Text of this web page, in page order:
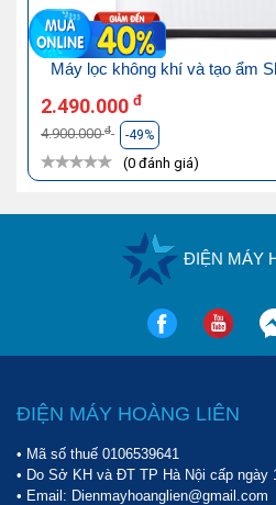
Máy lọc không khí và tạo ẩm
2.490.000 đ
4.900.000đ -49%
(0 đánh giá)
ĐIỆN MÁY
ĐIỆN MÁY HOÀNG LIÊN
• Mã số thuế 0106539641
• Do Sở KH và ĐT TP Hà Nội cấp ngày
• Email: Dienmayhoanglien@gmail.com